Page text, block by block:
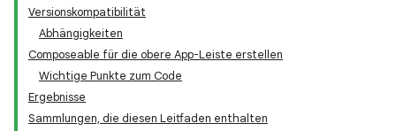
Versionskompatibilität
Abhängigkeiten
Composeable für die obere App-Leiste erstellen
Wichtige Punkte zum Code
Ergebnisse
Sammlungen, die diesen Leitfaden enthalten